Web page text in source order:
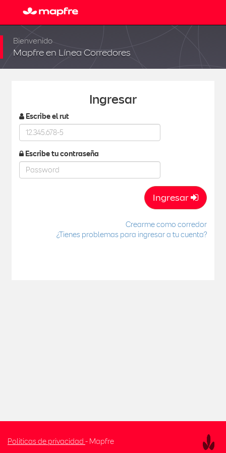
Bienvenido
Mapfre en Línea Corredores
Ingresar
Escribe el rut
Escribe tu contraseña
Ingresar
Crearme como corredor
¿Tienes problemas para ingresar a tu cuenta?
Politicas de privacidad - Mapfre